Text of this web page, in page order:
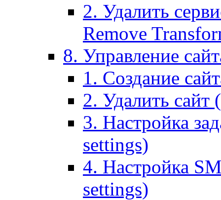
2. Удалить
Remove
8. Управление
1. Создание
2. Удалить сайт
3. Настройка
settings)
4. Настройка
settings)